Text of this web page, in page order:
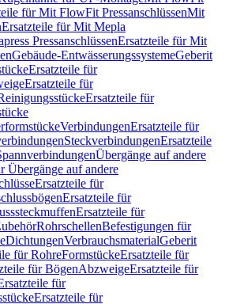
für Mit FlowFit PressanschlüssenMit
Ersatzteile für Mit Mepla
PressanschlüssenErsatzteile für Mit
Gebäude-EntwässerungssystemeGeberit
Ersatzteile für
Ersatzteile für
Ersatzteile für
VerbindungenErsatzteile für
SteckverbindungenErsatzteile
Übergänge auf andere
Übergänge auf andere
Ersatzteile für
Ersatzteile für
Ersatzteile für
RohrschellenBefestigungen für
DichtungenVerbrauchsmaterialGeberit
für RohreFormstückeErsatzteile für
für BögenAbzweigeErsatzteile für
für
Ersatzteile für